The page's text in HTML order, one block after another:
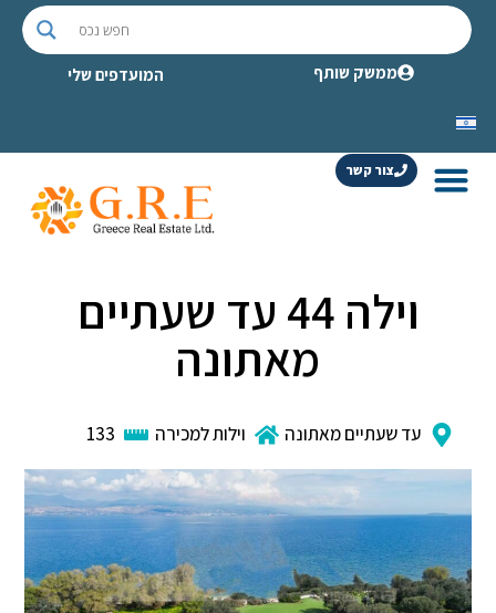
ממשק שותף המועדפים שלי
צור קשר
וילה 44 עד שעתיים
מאתונה
עד שעתיים מאתונה וילות למכירה 133